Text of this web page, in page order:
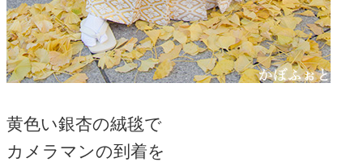
黄色い銀杏の絨毯で
カメラマンの到着を